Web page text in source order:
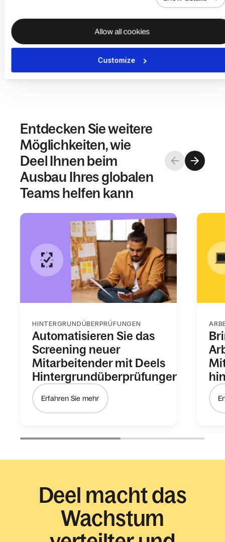
Allow all cookies
Customize
kann ein Ersatz bestellt werden?
Entdecken Sie weitere
Möglichkeiten, wie
Deel Ihnen beim
Ausbau Ihres globalen
Teams helfen kann
HINTERGRUNDÜBERPRÜFUNGEN
Automatisieren Sie das
Screening neuer
Mitarbeitender mit Deels
Hintergrundüberprüfungen
Erfahren Sie mehr
Deel macht das
Wachstum